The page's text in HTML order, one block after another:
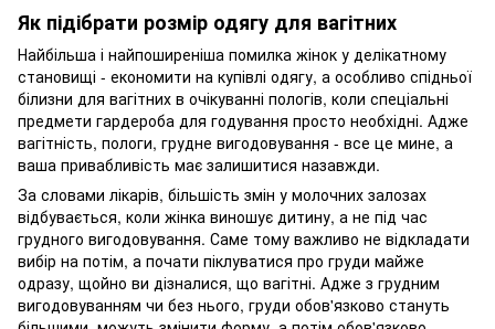
Як підібрати розмір одягу для вагітних
Найбільша і найпоширеніша помилка жінок у делікатному
становищі - економити на купівлі одягу, а особливо спідньої
білизни для вагітних в очікуванні пологів, коли спеціальні
предмети гардероба для годування просто необхідні. Адже
вагітність, пологи, грудне вигодовування - все це мине, а
ваша привабливість має залишитися назавжди.
За словами лікарів, більшість змін у молочних залозах
відбувається, коли жінка виношує дитину, а не під час
грудного вигодовування. Саме тому важливо не відкладати
вибір на потім, а почати піклуватися про груди майже
одразу, щойно ви дізналися, що вагітні. Адже з грудним
вигодовуванням чи без нього, груди обов'язково стануть